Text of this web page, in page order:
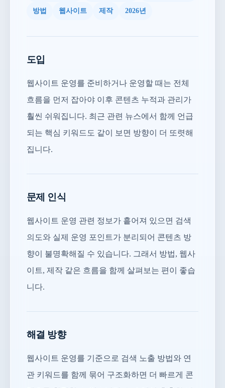
방법 웹사이트 제작 2026년
도입
웹사이트 운영를 준비하거나 운영할 때는 전체
흐름을 먼저 잡아야 이후 콘텐츠 누적과 관리가
훨씬 쉬워집니다. 최근 관련 뉴스에서 함께 언급
되는 핵심 키워드도 같이 보면 방향이 더 또렷해
집니다.
문제 인식
웹사이트 운영 관련 정보가 흩어져 있으면 검색
의도와 실제 운영 포인트가 분리되어 콘텐츠 방
향이 불명확해질 수 있습니다. 그래서 방법, 웹사
이트, 제작 같은 흐름을 함께 살펴보는 편이 좋습
니다.
해결 방향
웹사이트 운영를 기준으로 검색 노출 방법와 연
관 키워드를 함께 묶어 구조화하면 더 빠르게 콘